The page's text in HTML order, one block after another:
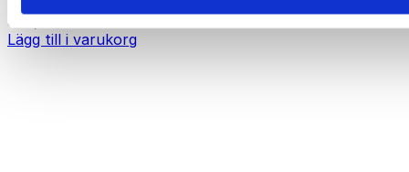
599,00
Lägg till i varukorg